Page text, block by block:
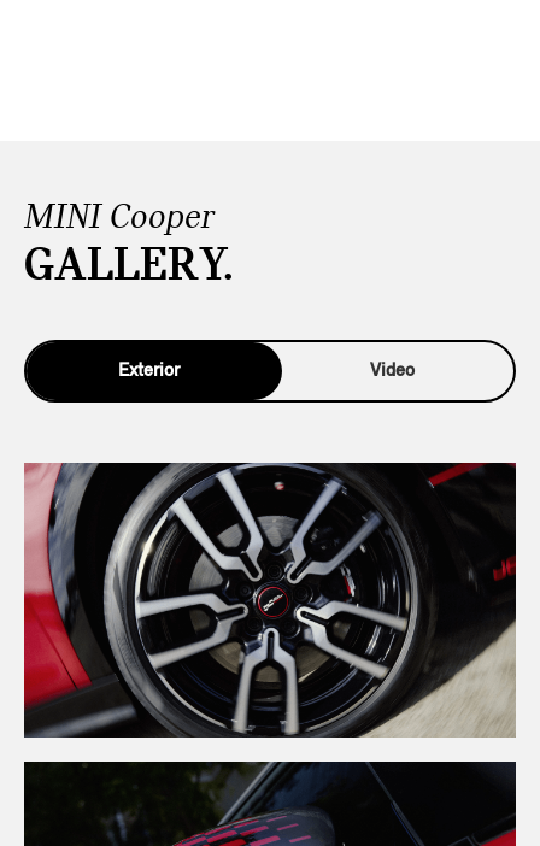
MINI Cooper
GALLERY.
Exterior Video